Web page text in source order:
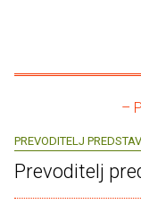
–
PREVODITELJ
Prevoditelj